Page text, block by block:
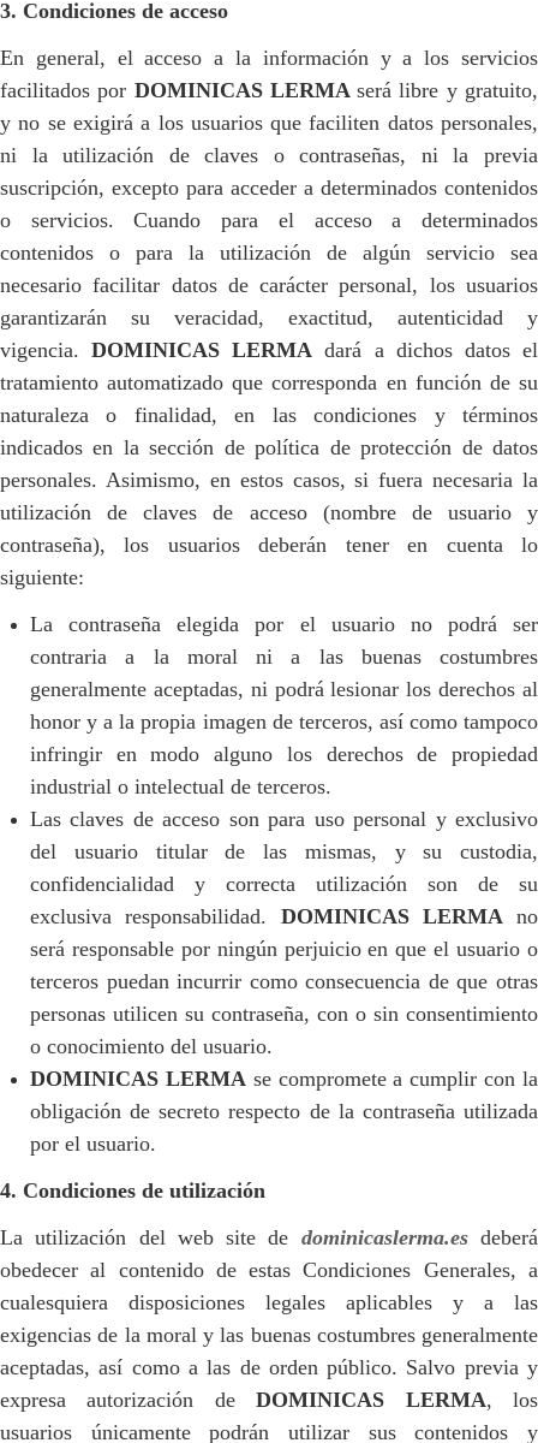
3. Condiciones de acceso
En general, el acceso a la información y a los servicios
facilitados por DOMINICAS LERMAserá libre y gratuito,
y no se exigirá a los usuarios que faciliten datos personales,
ni la utilización de claves o contraseñas, ni la previa
suscripción, excepto para acceder a determinados contenidos
o servicios. Cuando para el acceso a determinados
contenidos o para la utilización de algún servicio sea
necesario facilitar datos de carácter personal, los usuarios
garantizarán su veracidad, exactitud, autenticidad y
vigencia.DOMINICAS LERMA dará a dichos datos el
tratamiento automatizado que corresponda en función de su
naturaleza o finalidad, en las condiciones y términos
indicados en la sección de política de protección de datos
personales. Asimismo, en estos casos, si fuera necesaria la
utilización de claves de acceso (nombre de usuario y
contraseña), los usuarios deberán tener en cuenta lo
siguiente:
La contraseña elegida por el usuario no podrá ser
contraria a la moral ni a las buenas costumbres
generalmente aceptadas, ni podrá lesionar los derechos al
honor y a la propia imagen de terceros, así como tampoco
infringir en modo alguno los derechos de propiedad
industrial o intelectual de terceros.
Las claves de acceso son para uso personal y exclusivo
del usuario titular de las mismas, y su custodia,
confidencialidad y correcta utilización son de su
exclusiva responsabilidad. DOMINICAS LERMAno
será responsable por ningún perjuicio en que el usuario o
terceros puedan incurrir como consecuencia de que otras
personas utilicen su contraseña, con o sin consentimiento
o conocimiento del usuario.
DOMINICAS LERMAse compromete a cumplir con la
obligación de secreto respecto de la contraseña utilizada
por el usuario.
4. Condiciones de utilización
La utilización del web site de dominicaslerma.esdeberá
obedecer al contenido de estas Condiciones Generales, a
cualesquiera disposiciones legales aplicables y a las
exigencias de la moral y las buenas costumbres generalmente
aceptadas, así como a las de orden público. Salvo previa y
expresa autorización deDOMINICAS LERMA, los
usuarios únicamente podrán utilizar sus contenidos y